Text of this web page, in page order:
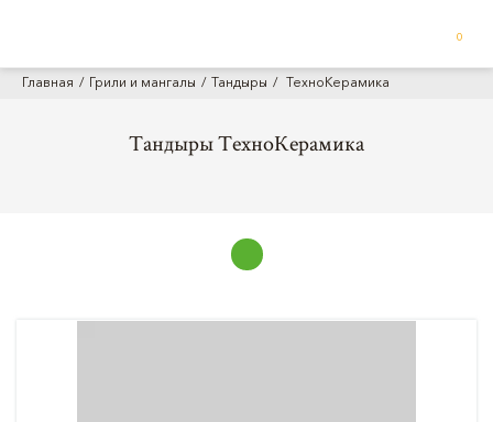
0
Главная Грили и мангалы Тандыры ТехноКерамика
Тандыры ТехноКерамика